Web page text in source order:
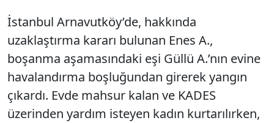
İstanbul Arnavutköy’de, hakkında
uzaklaştırma kararı bulunan Enes A.,
boşanma aşamasındaki eşi Güllü A.’nın evine
havalandırma boşluğundan girerek yangın
çıkardı. Evde mahsur kalan ve KADES
üzerinden yardım isteyen kadın kurtarılırken,